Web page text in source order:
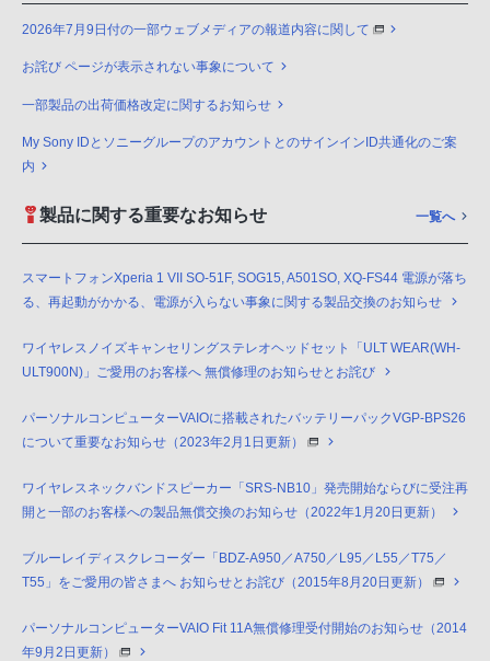
2026年7月9日付の一部ウェブメディアの報道内容に関して
お詫び ページが表示されない事象について
一部製品の出荷価格改定に関するお知らせ
My Sony IDとソニーグループのアカウントとのサインインID共通化のご案
内
製品に関する重要なお知らせ 一覧へ
スマートフォンXperia 1 VII SO-51F, SOG15, A501SO, XQ-FS44 電源が落ち
る、再起動がかかる、電源が入らない事象に関する製品交換のお知らせ
ワイヤレスノイズキャンセリングステレオヘッドセット「ULT WEAR(WH-
ULT900N)」ご愛用のお客様へ 無償修理のお知らせとお詫び
パーソナルコンピューターVAIOに搭載されたバッテリーパックVGP-BPS26
について重要なお知らせ（2023年2月1日更新）
ワイヤレスネックバンドスピーカー「SRS-NB10」発売開始ならびに受注再
開と一部のお客様への製品無償交換のお知らせ（2022年1月20日更新）
ブルーレイディスクレコーダー「BDZ-A950／A750／L95／L55／T75／
T55」をご愛用の皆さまへ お知らせとお詫び（2015年8月20日更新）
パーソナルコンピューターVAIO Fit 11A無償修理受付開始のお知らせ（2014
年9月2日更新）